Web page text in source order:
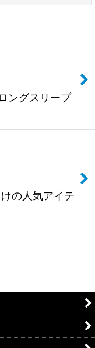
ングスリーブ
の人気アイテ